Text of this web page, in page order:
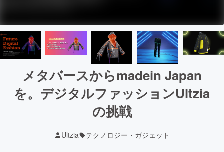
メタバースからmadein Japan
を。デジタルファッションUltzia
の挑戦
Ultzia テクノロジー・ガジェット